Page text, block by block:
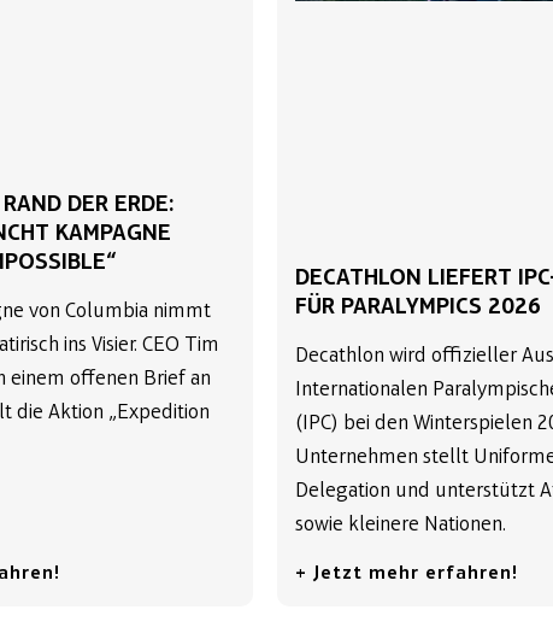
DER ERDE:
KAMPAGNE
von Columbia nimmt
ins Visier. CEO Tim
einem offenen Brief an
die Aktion „Expedition
DECATHLON LIEFERT
FÜR PARALYMPICS 2026
Decathlon wird offizieller
Internationalen
(IPC) bei den Winterspielen
Unternehmen stellt
Delegation und unterstützt
sowie kleinere Nationen.
+ Jetzt mehr erfahren!